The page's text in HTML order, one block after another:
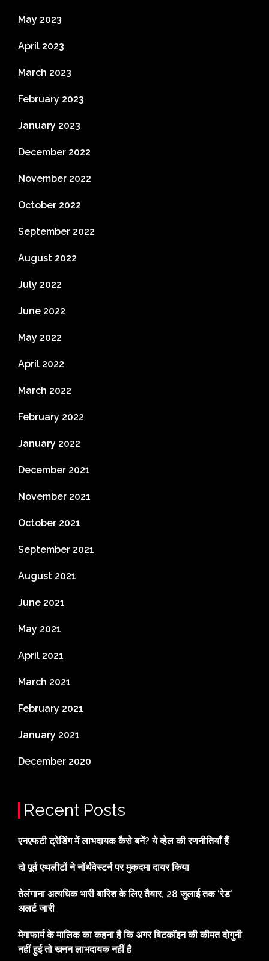
May 2023
April 2023
March 2023
February 2023
January 2023
December 2022
November 2022
October 2022
September 2022
August 2022
July 2022
June 2022
May 2022
April 2022
March 2022
February 2022
January 2022
December 2021
November 2021
October 2021
September 2021
August 2021
June 2021
May 2021
April 2021
March 2021
February 2021
January 2021
December 2020
Recent Posts
एनएफटी ट्रेडिंग में लाभदायक कैसे बनें? ये व्हेल की रणनीतियाँ हैं
दो पूर्व एथलीटों ने नॉर्थवेस्टर्न पर मुकदमा दायर किया
तेलंगाना अत्यधिक भारी बारिश के लिए तैयार, 28 जुलाई तक ‘रेड’
अलर्ट जारी
मेगाफार्म के मालिक का कहना है कि अगर बिटकॉइन की कीमत दोगुनी
नहीं हुई तो खनन लाभदायक नहीं है